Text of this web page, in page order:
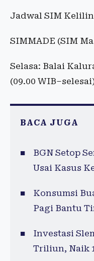
Jadwal SIM
SIMMADE (SIM
Selasa: Balai
(09.00
BACA JUGA
BGN Setop
Usai Kasus
Konsumsi
Pagi Bantu
Investasi
Triliun, Naik